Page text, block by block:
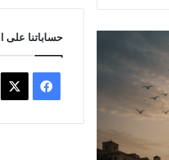
حساباتنا على
فيسبوك